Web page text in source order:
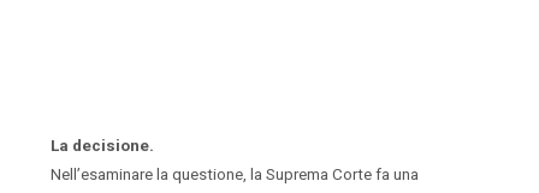
La decisione.
Nell’esaminare la questione, la Suprema Corte fa una